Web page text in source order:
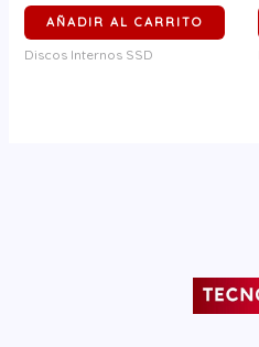
AÑADIR AL CARRITO
Discos Internos SSD